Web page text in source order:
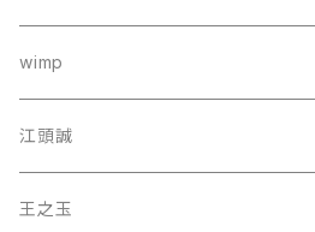
wimp
江頭誠
王之玉